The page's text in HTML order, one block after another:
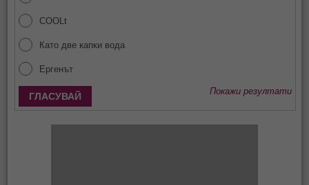
COOLt
Като две капки вода
Ергенът
Покажи резултати